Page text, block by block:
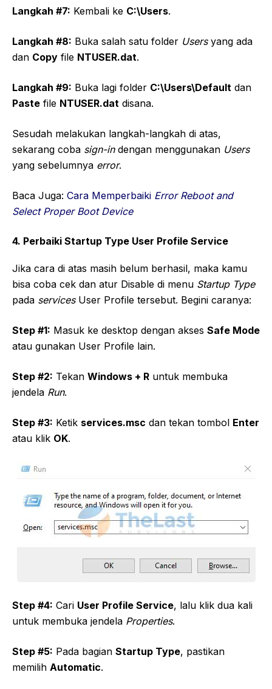
Langkah #7: Kembali ke C:\Users.
Langkah #8: Buka salah satu folder Usersyang ada
dan Copy file NTUSER.dat.
Langkah #9: Buka lagi folder C:\Users\Default dan
Paste file NTUSER.dat disana.
Sesudah melakukan langkah-langkah di atas,
sekarang coba sign-indengan menggunakan Users
yang sebelumnya error.
Baca Juga: Cara Memperbaiki Error Reboot and
Select Proper Boot Device
4. Perbaiki Startup Type User Profile Service
Jika cara di atas masih belum berhasil, maka kamu
bisa coba cek dan atur Disable di menu Startup Type
pada servicesUser Profile tersebut. Begini caranya:
Step #1: Masuk ke desktop dengan akses Safe Mode
atau gunakan User Profile lain.
Step #2: Tekan Windows + R untuk membuka
jendela Run.
Step #3: Ketik services.msc dan tekan tombol Enter
atau klik OK.
Step #4: Cari User Profile Service, lalu klik dua kali
untuk membuka jendela Properties.
Step #5: Pada bagian Startup Type, pastikan
memilih Automatic.